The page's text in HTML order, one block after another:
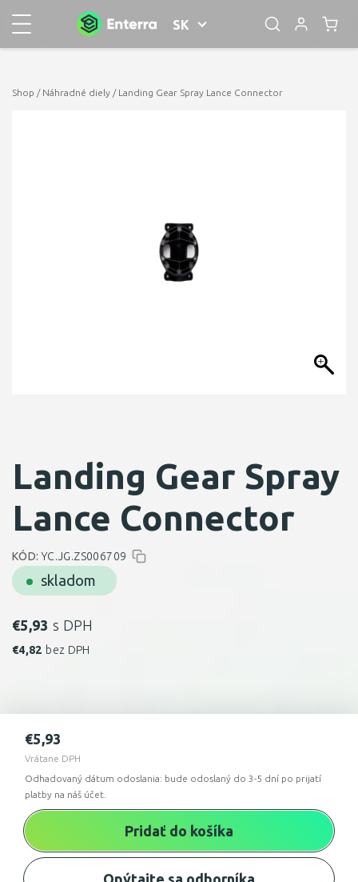
SK
Shop / Náhradné diely / Landing Gear Spray Lance Connector
Landing Gear Spray
Lance Connector
skladom
KÓD: YC.JG.ZS006709
€5,93 s DPH
€4,82 bez DPH
Odhadovaný dátum odoslania: bude odoslaný do 3-5 dní po prijatí
platby na náš účet.
€5,93
Vrátane DPH
Pridať do košíka
Opýtajte sa odborníka